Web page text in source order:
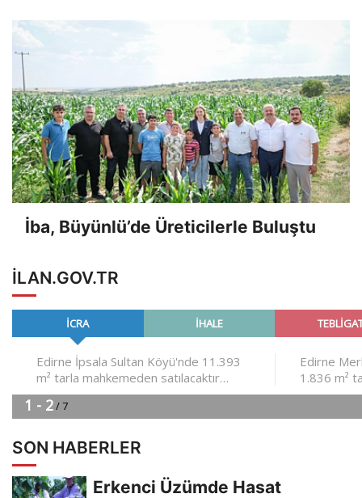
İba, Büyünlü’de Üreticilerle Buluştu
ILAN.GOV.TR
SON HABERLER
Erkenci Üzümde Hasat